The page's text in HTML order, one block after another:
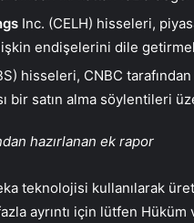
Inc. (CELH) hisseleri,
endişelerini dile
hisseleri, CNBC
bir satın alma söylentileri
hazırlanan ek rapor
teknolojisi kullanılarak
ayrıntı için lütfen Hüküm